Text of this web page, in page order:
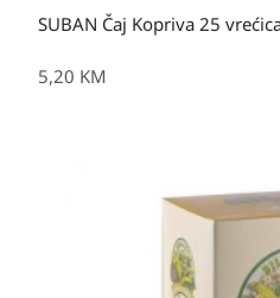
SUBAN Čaj Kopriva 25
5,20 KM